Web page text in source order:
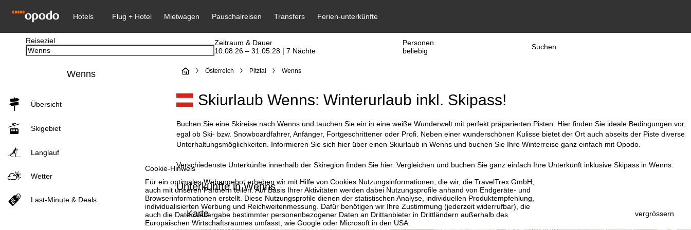
Cookie-Hinweis
Für ein optimales Webangebot erheben wir mit Hilfe von Cookies Nutzungsinformationen, die wir, die TravelTrex GmbH,
auch mit unseren Partnern teilen. Auf Basis Ihrer Aktivitäten werden dabei Nutzungsprofile anhand von Endgeräte- und
Browserinformationen erstellt. Diese Nutzungsprofile dienen der statistischen Analyse, individuellen Produktempfehlung,
individualisierten Werbung und Reichweitenmessung. Dafür benötigen wir Ihre Zustimmung (jederzeit widerrufbar), die
auch die Datenweitergabe bestimmter personenbezogener Daten an Drittanbieter in Drittländern außerhalb des
Europäischen Wirtschaftsraumes umfasst, wie Google oder Microsoft in den USA.
Reiseziel
Zeitraum & Dauer
10.08.26 – 31.05.28 | 7 Nächte
Personen
beliebig
Suchen
Wenns
Übersicht
Skigebiet
Langlauf
Wetter
Last-Minute & Deals
S
t
r
e
i
Österreich Pitztal Wenns
Skiurlaub Wenns: Winterurlaub inkl. Skipass!
Buchen Sie eine Skireise nach Wenns und tauchen Sie ein in eine weiße Wunderwelt mit perfekt präparierten Pisten. Hier finden Sie ideale Bedingungen vor,
egal ob Ski- bzw. Snowboardfahrer, Anfänger, Fortgeschrittener oder Profi. Neben einer wunderschönen Kulisse bietet der Ort auch abseits der Piste diverse
Unterhaltungsmöglichkeiten. Informieren Sie sich hier über einen Skiurlaub in Wenns und buchen Sie Ihre Winterreise ganz einfach mit Opodo.
Verschiedenste Unterkünfte innerhalb der Skiregion finden Sie hier. Vergleichen und buchen Sie ganz einfach Ihre Unterkunft inklusive Skipass in Wenns.
Unterkünfte in Wenns
Karte vergrössern